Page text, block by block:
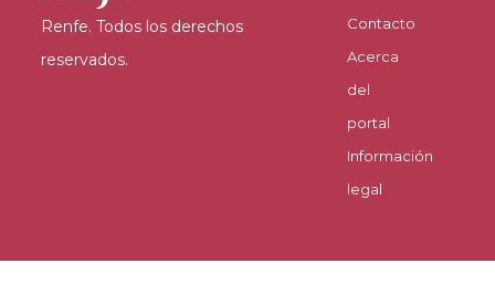
Renfe. Todos los derechos
reservados.
Contacto
Acerca
del
portal
Información
legal